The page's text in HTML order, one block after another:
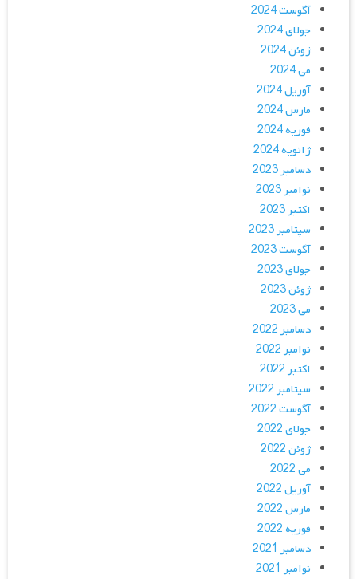
آگوست 2024
جولای 2024
ژوئن 2024
می 2024
آوریل 2024
مارس 2024
فوریه 2024
ژانویه 2024
دسامبر 2023
نوامبر 2023
اکتبر 2023
سپتامبر 2023
آگوست 2023
جولای 2023
ژوئن 2023
می 2023
دسامبر 2022
نوامبر 2022
اکتبر 2022
سپتامبر 2022
آگوست 2022
جولای 2022
ژوئن 2022
می 2022
آوریل 2022
مارس 2022
فوریه 2022
دسامبر 2021
نوامبر 2021